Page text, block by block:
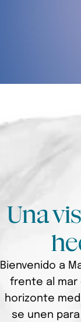
Una
Bienvenido a
frente al mar
horizonte
se unen